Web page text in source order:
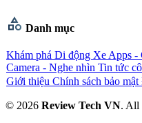
category Danh mục
Khám phá Di động XeApps -
Camera - Nghe nhìn Tin tức
Giới thiệu Chính sách bảo mật
© 2026 Review Tech VN. All